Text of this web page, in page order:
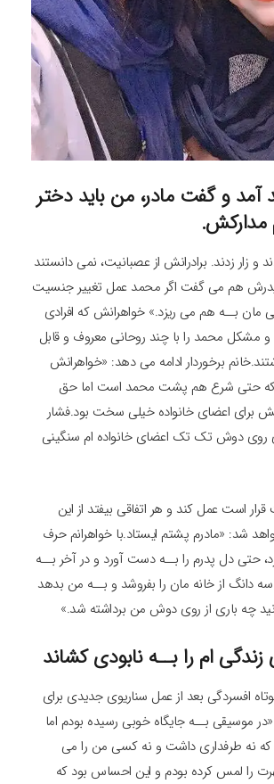
و گفت مادر، من باید دختر
و زار زدند. برادرانش از عصبانیت، نمی دانستند
پدرش هم می گفت اگر محمد عمل تغییر جنسیت
مان بــه هم می ریزد.» خواهرانش که افرادی
و مشکل محمد را با چند روحانی معروف و قابل
برخوردار ادامه می دهد: «خواهرانش
که حتی شرع هم پشت محمد است اما حق
برای اعضای خانواده خیلی سخت بود.فشار
روی دوش تک تک اعضای خانواده ام سنگینی
است عمل کند و هر اتفاقی بیفتد از این
شد: «مادرم پشتم ایستاد.با خواهرانم حرف
کرد، حتی دل پدرم را بــه دست آورد و در آخر بــه
دانگ از خانه مان را بفروشد و بــه من بدهد
چه باری از روی دوش من برداشته شد.»
ام را بــه نابودی کشاند
افسردگی بعد از عمل سناریوی جدیدی برای
موسیقی بــه جایگاه خوبی رسیده بودم اما
که نه طرفداری داشت و نه کسی من را می
را لمس کرده بودم و این احساس بود که